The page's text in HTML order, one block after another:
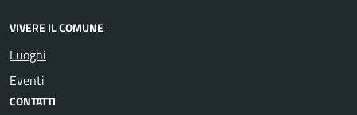
VIVERE IL COMUNE
Luoghi
Eventi
CONTATTI